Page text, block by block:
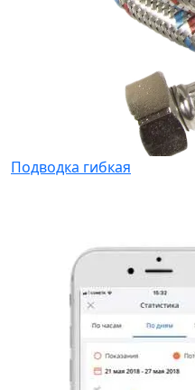
Подводка гибкая